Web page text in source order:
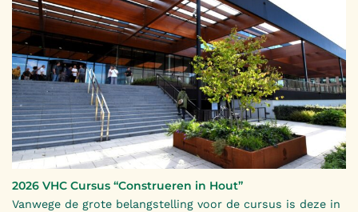
2026 VHC Cursus “Construeren in Hout”
Vanwege de grote belangstelling voor de cursus is deze in